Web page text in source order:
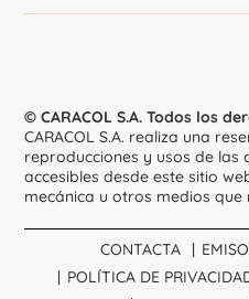
© CARACOL S.A. Todos los
CARACOL S.A. realiza una
reproducciones y usos de
accesibles desde este sitio
mecánica u otros medios que
CONTACTA
POLÍTICA DE